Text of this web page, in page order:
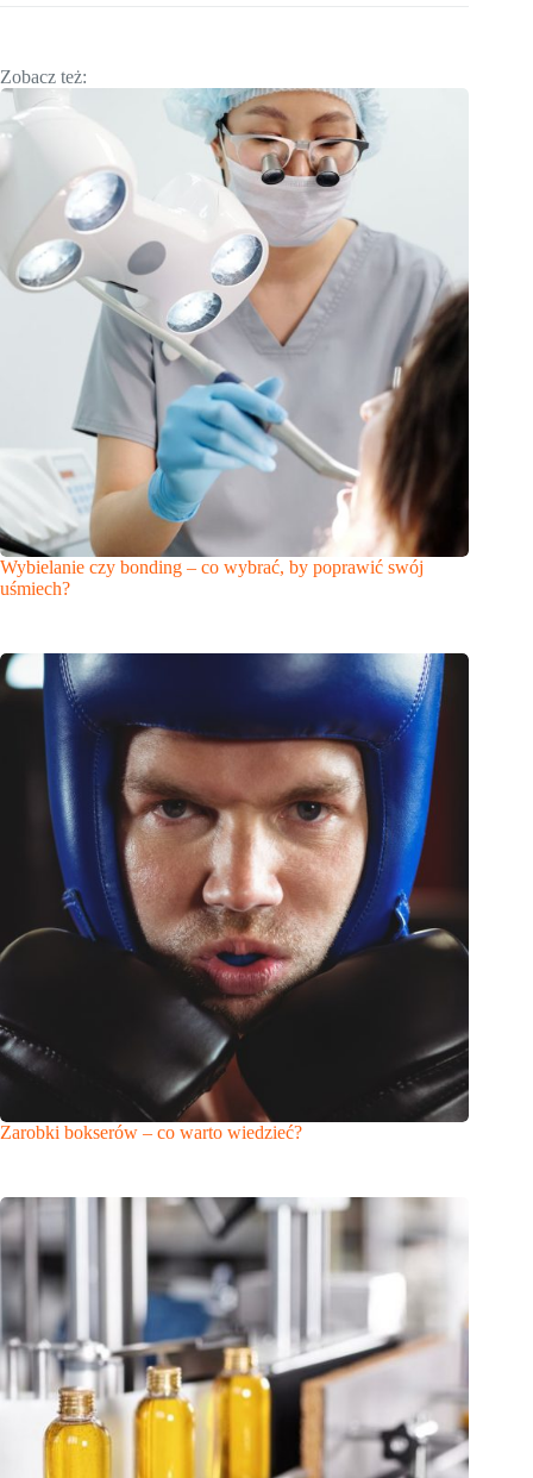
Zobacz też:
Wybielanie czy bonding – co wybrać, by poprawić swój
uśmiech?
Zarobki bokserów – co warto wiedzieć?